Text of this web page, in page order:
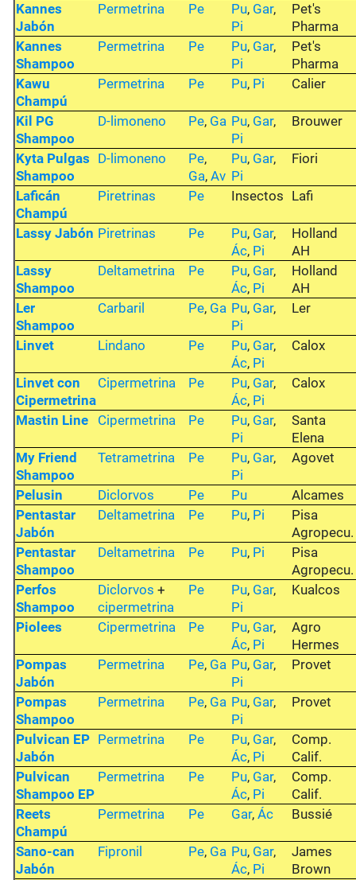
Kannes
Jabón
Permetrina Pe Pu, Gar,
Pi
Pet's
Pharma
Kannes
Shampoo
Permetrina Pe Pu, Gar,
Pi
Pet's
Pharma
Kawu
Champú
Permetrina Pe Pu, Pi Calier
Kil PG
Shampoo
D-limoneno Pe, Ga Pu, Gar,
Pi
Brouwer
Kyta Pulgas
Shampoo
D-limoneno Pe,
Ga,Av
Pu, Gar,
Pi
Fiori
Laficán
Champú
Piretrinas Pe Insectos Lafi
Lassy Jabón Piretrinas Pe Pu, Gar,
Ác, Pi
Holland
AH
Lassy
Shampoo
Deltametrina Pe Pu, Gar,
Ác, Pi
Holland
AH
Ler
Shampoo
Carbaril Pe, Ga Pu, Gar,
Pi
Ler
Linvet Lindano Pe Pu, Gar,
Ác, Pi
Calox
Linvet con
Cipermetrina
Cipermetrina Pe Pu, Gar,
Ác, Pi
Calox
Mastin Line Cipermetrina Pe Pu, Gar,
Pi
Santa
Elena
My Friend
Shampoo
Tetrametrina Pe Pu, Gar,
Pi
Agovet
Pelusin Diclorvos Pe Pu
Alcames
Pentastar
Jabón
Deltametrina Pe Pu, Pi
Pisa
Agropecu.
Pentastar
Shampoo
Deltametrina Pe Pu, Pi
Pisa
Agropecu.
Perfos
Shampoo
Diclorvos +
cipermetrina
Pe Pu, Gar,
Pi
Kualcos
Piolees Cipermetrina Pe Pu, Gar,
Ác, Pi
Agro
Hermes
Pompas
Jabón
Permetrina Pe, Ga Pu, Gar,
Pi
Provet
Pompas
Shampoo
Permetrina Pe, Ga Pu, Gar,
Pi
Provet
Pulvican EP
Jabón
Permetrina Pe Pu, Gar,
Ác, Pi
Comp.
Calif.
Pulvican
Shampoo EP
Permetrina Pe Pu, Gar,
Ác, Pi
Comp.
Calif.
Reets
Champú
Permetrina Pe Gar,Ác Bussié
Sano-can
Jabón
Fipronil Pe, Ga Pu, Gar,
Ác, Pi
James
Brown